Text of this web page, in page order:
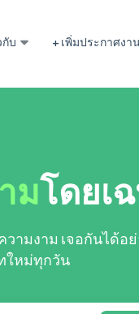
กับ + เพิ่มประกาศงา
มโดยเ
ามงาม เจอกันได้อย่
ใหม่ทุกวัน